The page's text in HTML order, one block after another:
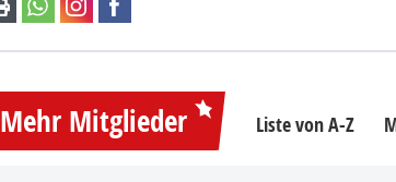
Mehr Mitglieder Liste von A-Z